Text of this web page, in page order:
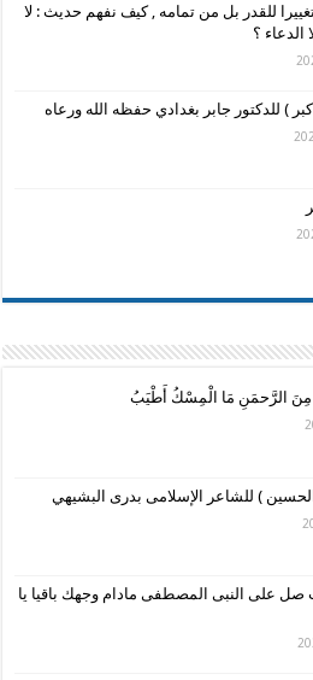
للقدر بل من تمامه , كيف نفهم حديث : لا
الدعاء ؟
) للدكتور جابر بغدادي حفظه الله ورعاه
مِنَ الرَّحمَنِ مَا الْمِسْكُ أَطْيَبُ
) للشاعر الإسلامى بدرى البشيهي
صل على النبى المصطفى مادام وجهك باقيا يا